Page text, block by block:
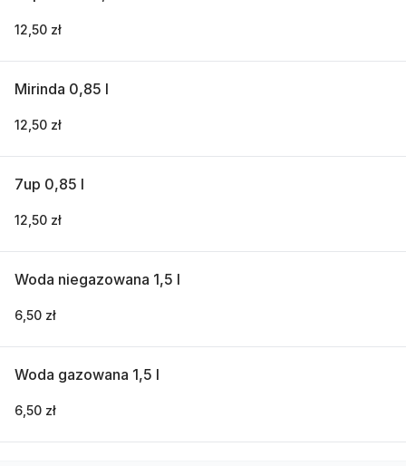
12,50 zł
Mirinda 0,85 l
12,50 zł
7up 0,85 l
12,50 zł
Woda niegazowana 1,5 l
6,50 zł
Woda gazowana 1,5 l
6,50 zł